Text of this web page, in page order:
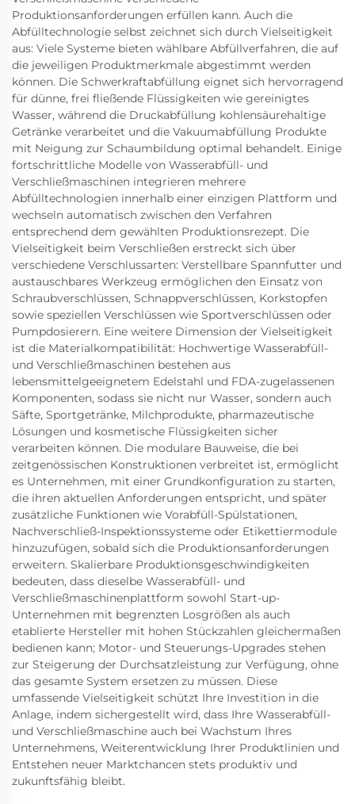
Produktionsanforderungen erfüllen kann. Auch die
Abfülltechnologie selbst zeichnet sich durch Vielseitigkeit
aus: Viele Systeme bieten wählbare Abfüllverfahren, die auf
die jeweiligen Produktmerkmale abgestimmt werden
können. Die Schwerkraftabfüllung eignet sich hervorragend
für dünne, frei fließende Flüssigkeiten wie gereinigtes
Wasser, während die Druckabfüllung kohlensäurehaltige
Getränke verarbeitet und die Vakuumabfüllung Produkte
mit Neigung zur Schaumbildung optimal behandelt. Einige
fortschrittliche Modelle von Wasserabfüll- und
Verschließmaschinen integrieren mehrere
Abfülltechnologien innerhalb einer einzigen Plattform und
wechseln automatisch zwischen den Verfahren
entsprechend dem gewählten Produktionsrezept. Die
Vielseitigkeit beim Verschließen erstreckt sich über
verschiedene Verschlussarten: Verstellbare Spannfutter und
austauschbares Werkzeug ermöglichen den Einsatz von
Schraubverschlüssen, Schnappverschlüssen, Korkstopfen
sowie speziellen Verschlüssen wie Sportverschlüssen oder
Pumpdosierern. Eine weitere Dimension der Vielseitigkeit
ist die Materialkompatibilität: Hochwertige Wasserabfüll-
und Verschließmaschinen bestehen aus
lebensmittelgeeignetem Edelstahl und FDA-zugelassenen
Komponenten, sodass sie nicht nur Wasser, sondern auch
Säfte, Sportgetränke, Milchprodukte, pharmazeutische
Lösungen und kosmetische Flüssigkeiten sicher
verarbeiten können. Die modulare Bauweise, die bei
zeitgenössischen Konstruktionen verbreitet ist, ermöglicht
es Unternehmen, mit einer Grundkonfiguration zu starten,
die ihren aktuellen Anforderungen entspricht, und später
zusätzliche Funktionen wie Vorabfüll-Spülstationen,
Nachverschließ-Inspektionssysteme oder Etikettiermodule
hinzuzufügen, sobald sich die Produktionsanforderungen
erweitern. Skalierbare Produktionsgeschwindigkeiten
bedeuten, dass dieselbe Wasserabfüll- und
Verschließmaschinenplattform sowohl Start-up-
Unternehmen mit begrenzten Losgrößen als auch
etablierte Hersteller mit hohen Stückzahlen gleichermaßen
bedienen kann; Motor- und Steuerungs-Upgrades stehen
zur Steigerung der Durchsatzleistung zur Verfügung, ohne
das gesamte System ersetzen zu müssen. Diese
umfassende Vielseitigkeit schützt Ihre Investition in die
Anlage, indem sichergestellt wird, dass Ihre Wasserabfüll-
und Verschließmaschine auch bei Wachstum Ihres
Unternehmens, Weiterentwicklung Ihrer Produktlinien und
Entstehen neuer Marktchancen stets produktiv und
zukunftsfähig bleibt.